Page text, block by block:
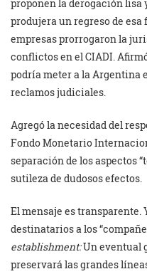
proponen la derogación lisa
produjera un regreso de
empresas prorrogaron la
conflictos en el CIADI.
podría meter a la Argentina
reclamos judiciales.
Agregó la necesidad del
Fondo Monetario
separación de los aspectos
sutileza de dudosos efectos.
El mensaje es transparente.
destinatarios a los
establishment:Un eventual
preservará las grandes